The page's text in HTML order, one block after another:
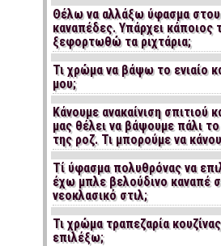
Θέλω να αλλάξω ύφασμα
καναπέδες. Υπάρχει κάποιος
ξεφορτωθώ τα ριχτάρια;
Τι χρώμα να βάψω το ενιαίο
μου;
Κάνουμε ανακαίνιση σπιτιού
μας θέλει να βάψουμε πάλι
της ροζ. Τι μπορούμε να
Τί ύφασμα πολυθρόνας να
έχω μπλε βελούδινο καναπέ
νεοκλασικό στιλ;
Τι χρώμα τραπεζαρία
επιλέξω;